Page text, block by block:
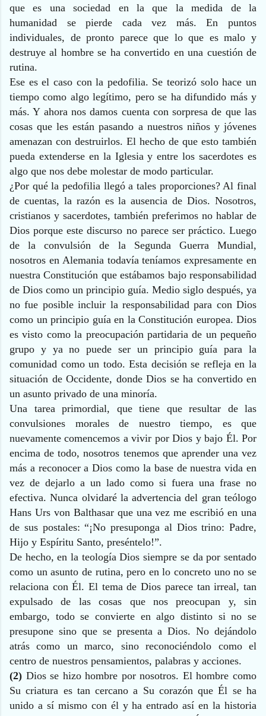
que es una sociedad en la que la medida de la
humanidad se pierde cada vez más. En puntos
individuales, de pronto parece que lo que es malo y
destruye al hombre se ha convertido en una cuestión de
rutina.
Ese es el caso con la pedofilia. Se teorizó solo hace un
tiempo como algo legítimo, pero se ha difundido más y
más. Y ahora nos damos cuenta con sorpresa de que las
cosas que les están pasando a nuestros niños y jóvenes
amenazan con destruirlos. El hecho de que esto también
pueda extenderse en la Iglesia y entre los sacerdotes es
algo que nos debe molestar de modo particular.
¿Por qué la pedofilia llegó a tales proporciones? Al final
de cuentas, la razón es la ausencia de Dios. Nosotros,
cristianos y sacerdotes, también preferimos no hablar de
Dios porque este discurso no parece ser práctico. Luego
de la convulsión de la Segunda Guerra Mundial,
nosotros en Alemania todavía teníamos expresamente en
nuestra Constitución que estábamos bajo responsabilidad
de Dios como un principio guía. Medio siglo después, ya
no fue posible incluir la responsabilidad para con Dios
como un principio guía en la Constitución europea. Dios
es visto como la preocupación partidaria de un pequeño
grupo y ya no puede ser un principio guía para la
comunidad como un todo. Esta decisión se refleja en la
situación de Occidente, donde Dios se ha convertido en
un asunto privado de una minoría.
Una tarea primordial, que tiene que resultar de las
convulsiones morales de nuestro tiempo, es que
nuevamente comencemos a vivir por Dios y bajo Él. Por
encima de todo, nosotros tenemos que aprender una vez
más a reconocer a Dios como la base de nuestra vida en
vez de dejarlo a un lado como si fuera una frase no
efectiva. Nunca olvidaré la advertencia del gran teólogo
Hans Urs von Balthasar que una vez me escribió en una
de sus postales: “¡No presuponga al Dios trino: Padre,
Hijo y Espíritu Santo, preséntelo!”.
De hecho, en la teología Dios siempre se da por sentado
como un asunto de rutina, pero en lo concreto uno no se
relaciona con Él. El tema de Dios parece tan irreal, tan
expulsado de las cosas que nos preocupan y, sin
embargo, todo se convierte en algo distinto si no se
presupone sino que se presenta a Dios. No dejándolo
atrás como un marco, sino reconociéndolo como el
centro de nuestros pensamientos, palabras y acciones.
(2) Dios se hizo hombre por nosotros. El hombre como
Su criatura es tan cercano a Su corazón que Él se ha
unido a sí mismo con él y ha entrado así en la historia